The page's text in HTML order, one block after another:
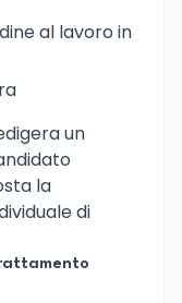
al lavoro in
un
la
di